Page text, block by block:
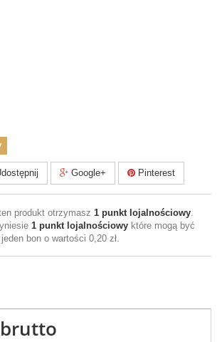
Google+ Pinterest
produkt otrzymasz 1 punkt lojalnościowy.
1 punkt lojalnościowy które mogą być
bon o wartości 0,20 zł.
brutto